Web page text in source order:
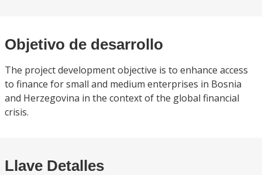
Objetivo de desarrollo
The project development objective is to enhance access
to finance for small and medium enterprises in Bosnia
and Herzegovina in the context of the global financial
crisis.
Llave Detalles